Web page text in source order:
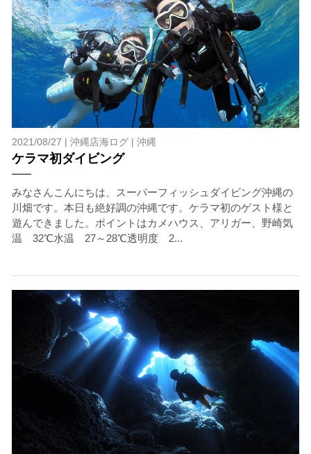
2021/08/27 | 沖縄店海ログ| 沖縄
ケラマ初ダイビング
みなさんこんにちは、スーパーフィッシュダイビング沖縄の
川畑です。本日も絶好調の沖縄です。ケラマ初のゲスト様と
遊んできました。ポイントはカメハウス、アリガー、野崎気
温 32℃水温 27～28℃透明度 2...
当ツアーの手順と注意点
1.スイム開始の判断
クジラを発見した場合は、その時のクジラの様子や海況
を確認し、ガイドがスイム開始可能と判断した場合にの
みエントリーを行います。
たとえクジラが近くを泳いでいても、状況によってはエ
ントリーを行わない場合があります。
2.人数制限とエントリー順
クジラへのストレス軽減や安全管理の観点から、エント
リー人数を制限する場合があります。また、エントリー
て準備してください。
3.クジラとの距離と泳ぎ方
クジラの観察は水面からのみとし、素潜りは禁止としま
時やガイドの指示がある場合を除き、クジラの近くでフ
ィンキックなどをして泳ぐことも禁止します。クジラは
一度でもそのような行動を取る人間を嫌がってしまう
と、その後スイムで近づくことができなくなる場合が多
いため、必ずこれらの事項をお守りください。
4.スイム遂行の可否と返金について
ツアー当日は、ゲストの安全を最優先とし、可能な限り
スイムが実施できるよう努めます。しかし、万が一海に
エントリーできなかった場合や、クジラを発見できなか
った場合でも返金はいたしませんので、あらかじめご了
承ください。